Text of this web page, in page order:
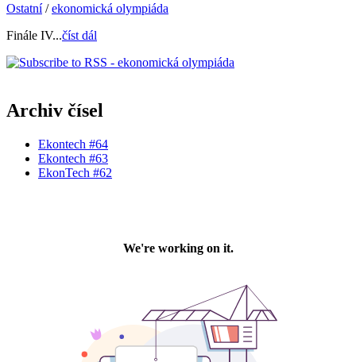
Ostatní/ekonomická olympiáda
Finále IV...číst dál
Archiv čísel
Ekontech #64
Ekontech #63
EkonTech #62